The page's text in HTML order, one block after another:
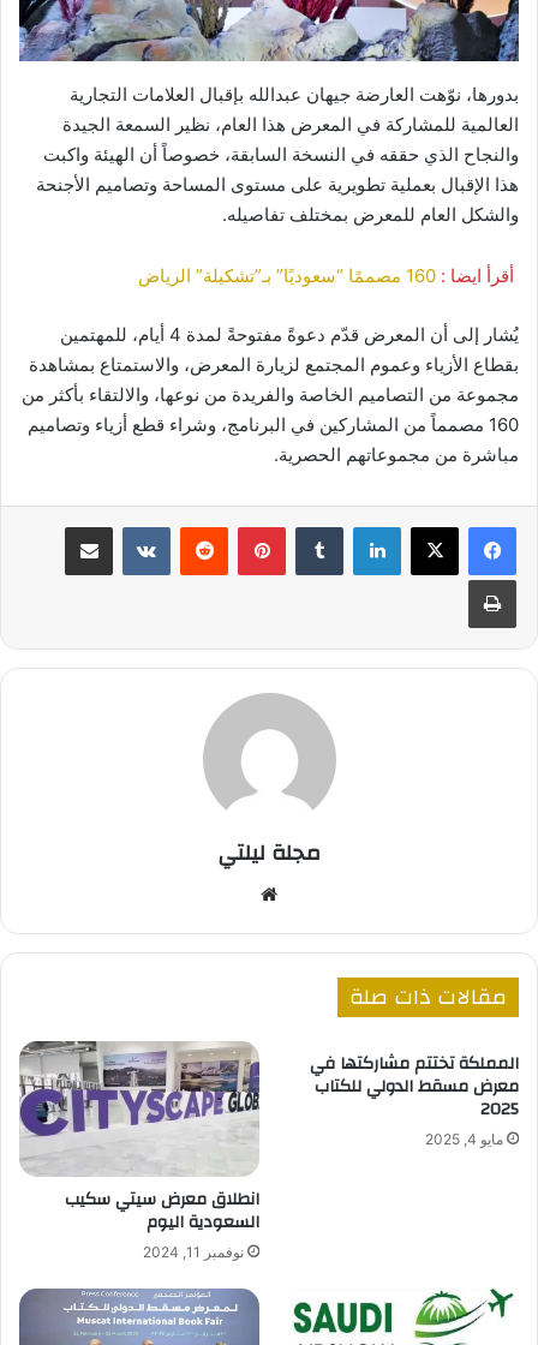
بدورها، نوّهت العارضة جيهان عبدالله بإقبال العلامات التجارية
العالمية للمشاركة في المعرض هذا العام، نظير السمعة الجيدة
والنجاح الذي حققه في النسخة السابقة، خصوصاً أن الهيئة واكبت
هذا الإقبال بعملية تطويرية على مستوى المساحة وتصاميم الأجنحة
والشكل العام للمعرض بمختلف تفاصيله.
أقرأ ايضا : 160 مصممًا “سعوديًا” بـ”تشكيلة” الرياض
يُشار إلى أن المعرض قدّم دعوةً مفتوحةً لمدة 4 أيام، للمهتمين
بقطاع الأزياء وعموم المجتمع لزيارة المعرض، والاستمتاع بمشاهدة
مجموعة من التصاميم الخاصة والفريدة من نوعها، والالتقاء بأكثر من
160 مصمماً من المشاركين في البرنامج، وشراء قطع أزياء وتصاميم
مباشرة من مجموعاتهم الحصرية.
لينكدإن بينتيريست مشاركة عبر البريد
طباعة
مجلة ليلتي
مقالات ذات صلة
المملكة تختتم مشاركتها في
معرض مسقط الدولي للكتاب
2025
مايو 4, 2025
انطلاق معرض سيتي سكيب
السعودية اليوم
نوفمبر 11, 2024